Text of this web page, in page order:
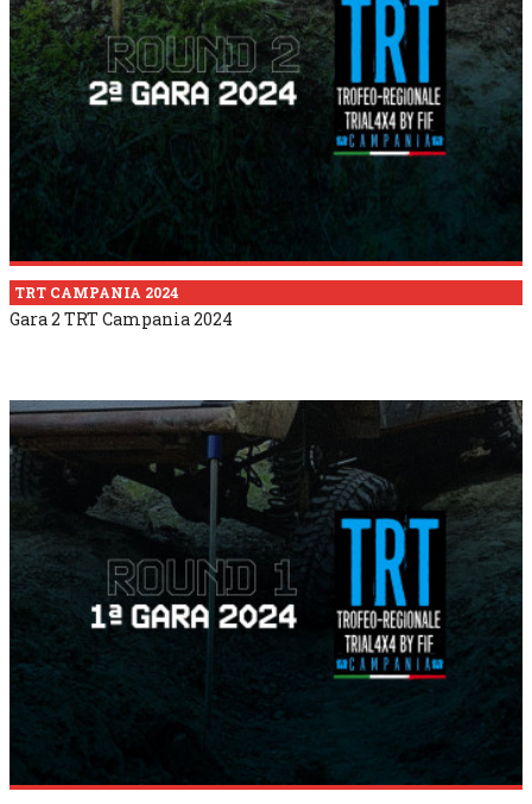
TRT CAMPANIA 2024
Gara 2 TRT Campania 2024